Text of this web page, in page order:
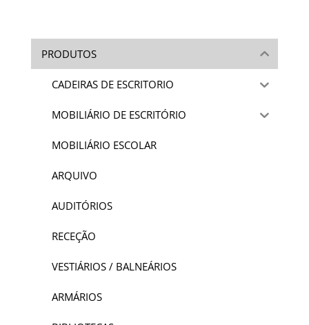
PRODUTOS
CADEIRAS DE ESCRITORIO
MOBILIÁRIO DE ESCRITÓRIO
MOBILIÁRIO ESCOLAR
ARQUIVO
AUDITÓRIOS
RECEÇÃO
VESTIÁRIOS / BALNEÁRIOS
ARMÁRIOS